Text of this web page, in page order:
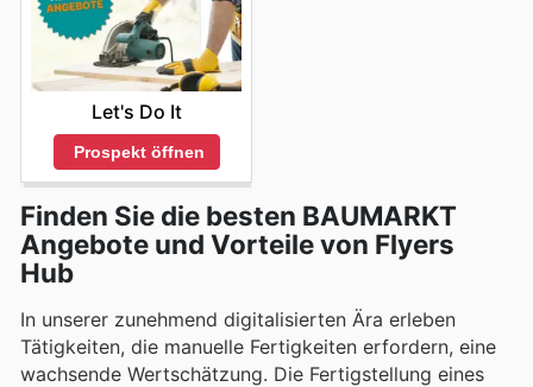
Let's Do It
Prospekt öffnen
Finden Sie die besten BAUMARKT
Angebote und Vorteile von Flyers
Hub
In unserer zunehmend digitalisierten Ära erleben
Tätigkeiten, die manuelle Fertigkeiten erfordern, eine
wachsende Wertschätzung. Die Fertigstellung eines